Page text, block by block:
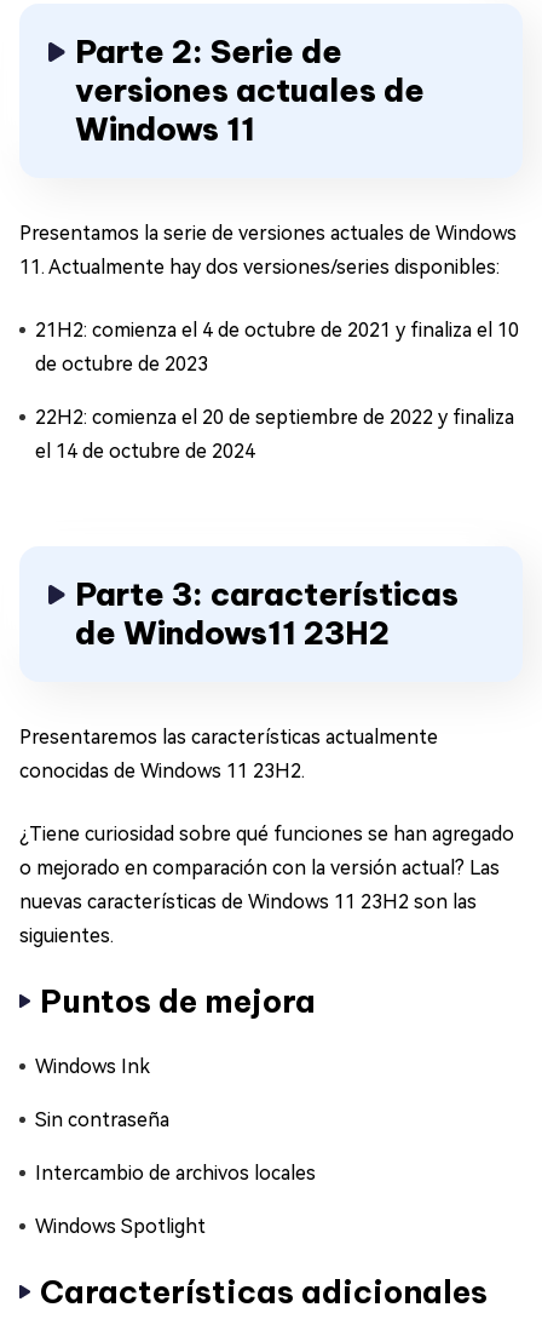
Parte 2: Serie de
versiones actuales de
Windows 11
Presentamos la serie de versiones actuales de Windows
11. Actualmente hay dos versiones/series disponibles:
21H2: comienza el 4 de octubre de 2021 y finaliza el 10
de octubre de 2023
22H2: comienza el 20 de septiembre de 2022 y finaliza
el 14 de octubre de 2024
Parte 3: características
de Windows11 23H2
Presentaremos las características actualmente
conocidas de Windows 11 23H2.
¿Tiene curiosidad sobre qué funciones se han agregado
o mejorado en comparación con la versión actual? Las
nuevas características de Windows 11 23H2 son las
siguientes.
Puntos de mejora
Windows Ink
Sin contraseña
Intercambio de archivos locales
Windows Spotlight
Características adicionales